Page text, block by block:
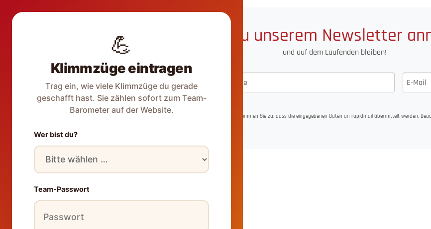
Inhalt
💪
Klimmzüge eintragen
Trag ein, wie viele Klimmzüge du gerade
geschafft hast. Sie zählen sofort zum Team-
Barometer auf der Website.
Wer bist du?
Team-Passwort
Jetzt zu unserem Newsletter
und auf dem Laufenden bleiben!
Für den Versand unserer Newsletter nutzen wir rapidmail. Mit Ihrer Anmeldung stimmen Sie zu, dass die eingegebenen Daten an rapidmail übermittelt werden.